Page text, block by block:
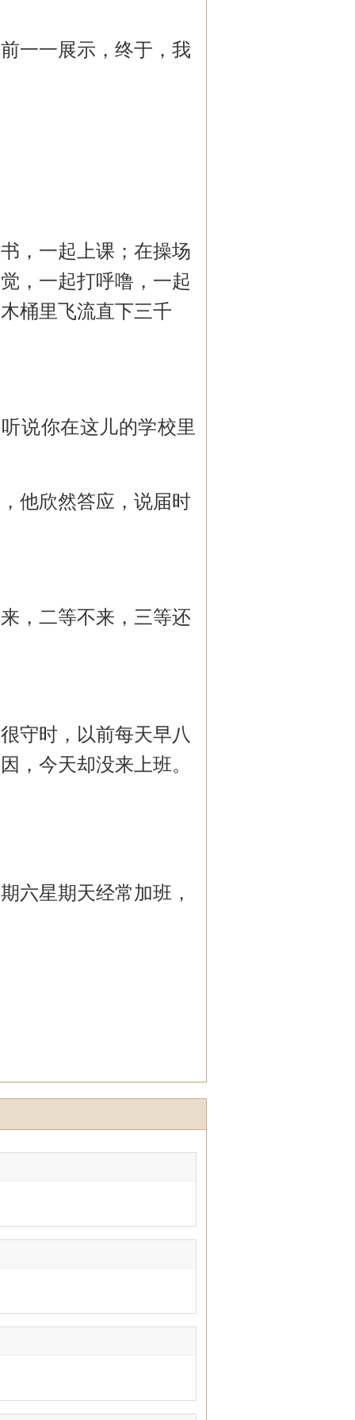
一一展示，终于，我
，一起上课；在操场
，一起打呼噜，一起
桶里飞流直下三千
说你在这儿的学校里
他欣然答应，说届时
，二等不来，三等还
守时，以前每天早八
，今天却没来上班。
六星期天经常加班，